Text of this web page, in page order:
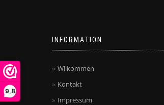
9,8
INFORMATION
Wilkommen
Kontakt
Impressum